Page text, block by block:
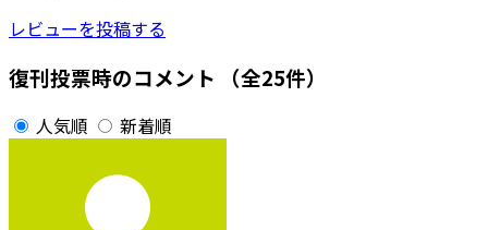
レビューを投稿する
復刊投票時のコメント （全25件）
人気順 新着順